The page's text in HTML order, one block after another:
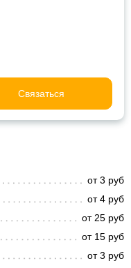
Связаться
от 3 руб
от 4 руб
от 25 руб
от 15 руб
от 3 руб